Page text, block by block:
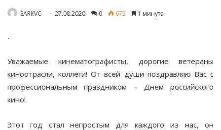
SARKVC 27.08.2020 0 672 1 минута
.
Уважаемые кинематографисты, дорогие ветераны
киноотрасли, коллеги! От всей души поздравляю Вас с
профессиональным праздником – Днем российского
кино!
Этот год стал непростым для каждого из нас, он